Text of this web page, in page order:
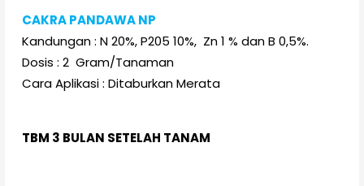
CAKRA PANDAWA NP
Kandungan : N 20%, P205 10%, Zn 1 % dan B 0,5%.
Dosis : 2 Gram/Tanaman
Cara Aplikasi : Ditaburkan Merata
TBM 3 BULAN SETELAH TANAM